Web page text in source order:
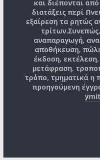
και διέπονται από
διατάξεις περί
εξαίρεση τα ρητώς
τρίτων.
αναπαραγωγή,
αποθήκευση,
έκδοση,
μετάφραση,
τρόπο, τμηματικά η
προηγούμενη